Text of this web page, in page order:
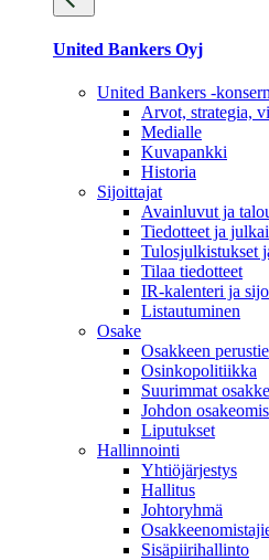
United Bankers Oyj
United Bankers -
Arvot, strategia,
Medialle
Kuvapankki
Historia
Sijoittajat
Avainluvut ja
Tiedotteet ja
Tulosjulkistukset
Tilaa tiedotteet
IR-kalenteri ja
Listautuminen
Osake
Osakkeen
Osinkopolitiikka
Suurimmat
Johdon
Liputukset
Hallinnointi
Yhtiöjärjestys
Hallitus
Johtoryhmä
Sisäpiirihallinto